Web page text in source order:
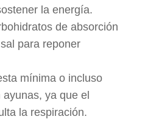
la energía.
de absorción
para reponer
mínima o incluso
ya que el
la respiración.